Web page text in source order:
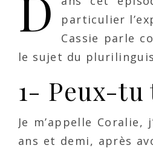
particulier
Cassie parle
le sujet du
1- Peux-tu
Je m’appelle
ans et demi, après